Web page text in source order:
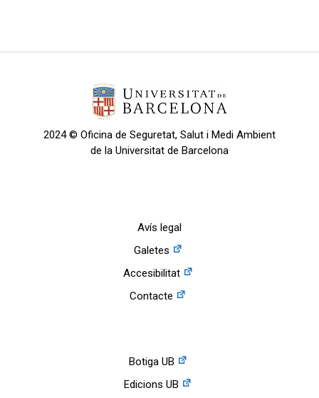
2024 © Oficina de Seguretat, Salut i Medi Ambient
de la Universitat de Barcelona
Avís legal
Galetes
Accesibilitat
Contacte
Botiga UB
Edicions UB